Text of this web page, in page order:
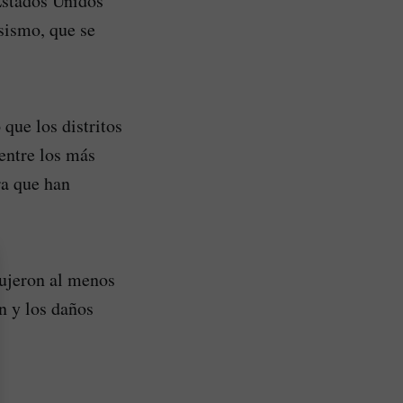
que se
los distritos
los más
que han
al menos
y los daños